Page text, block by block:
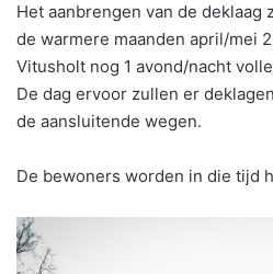
Het aanbrengen van de deklaag
de warmere maanden april/mei
Vitusholt nog 1 avond/nacht
De dag ervoor zullen er
de aansluitende wegen.
De bewoners worden in die tijd